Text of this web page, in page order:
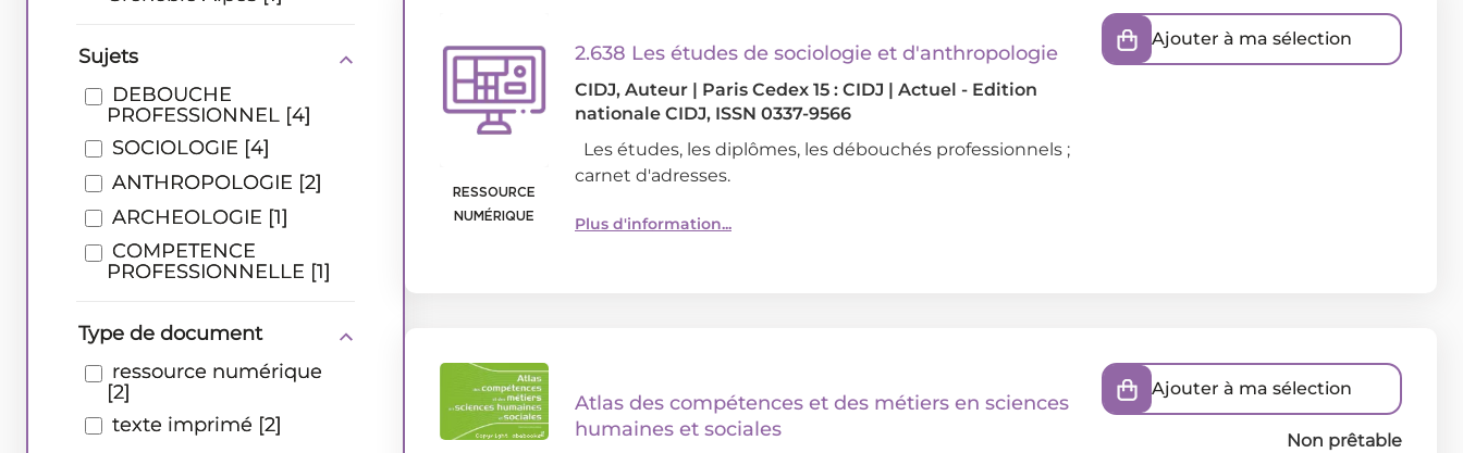
Sujets
Type de document
RESSOURCE
NUMÉRIQUE
2.638 Les études de sociologie et d'anthropologie
CIDJ, Auteur | Paris Cedex 15 : CIDJ | Actuel - Edition
nationale CIDJ, ISSN 0337-9566
Les études, les diplômes, les débouchés professionnels ;
carnet d'adresses.
Plus d'information...
Ajouter à ma sélection
Atlas des compétences et des métiers en sciences
humaines et sociales
Ajouter à ma sélection
Non prêtable